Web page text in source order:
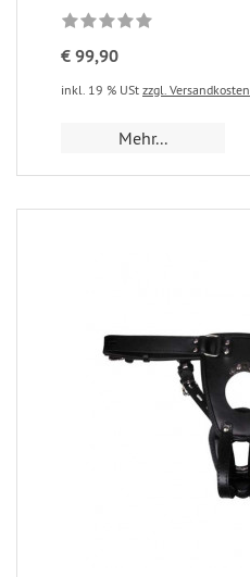
€ 99,90
inkl. 19 % USt zzgl. Versandkosten
Mehr...